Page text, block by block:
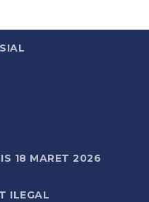
18 MARET 2026
ILEGAL